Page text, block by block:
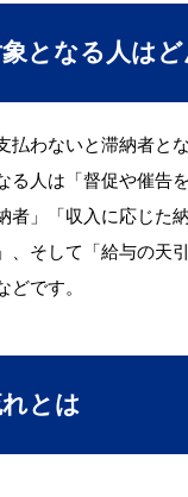
となる人は
払わないと滞納者と
る人は「督促や催告
者」「収入に応じた
、そして「給与の天
どです。
とは